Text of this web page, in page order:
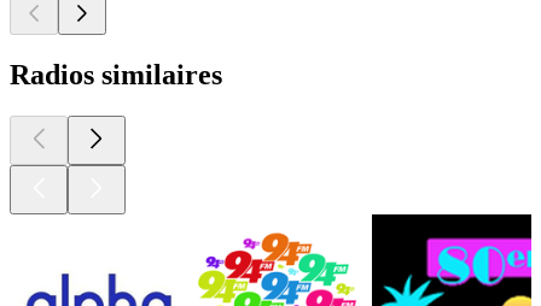
Radios similaires